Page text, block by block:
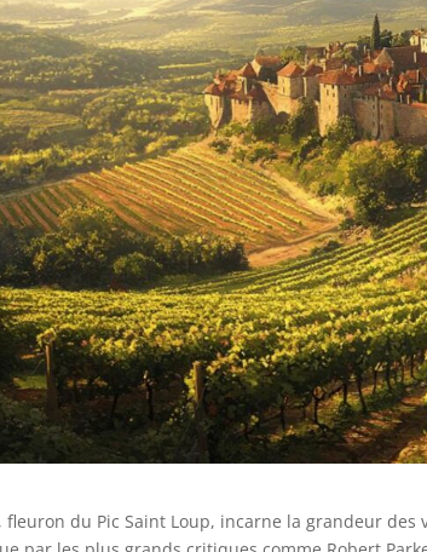
fleuron du Pic Saint Loup, incarne la grandeur